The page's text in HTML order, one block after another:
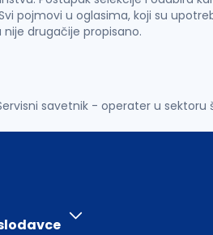
pojmovi u oglasima, koji su
drugačije propisano.
savetnik - operater u sektoru